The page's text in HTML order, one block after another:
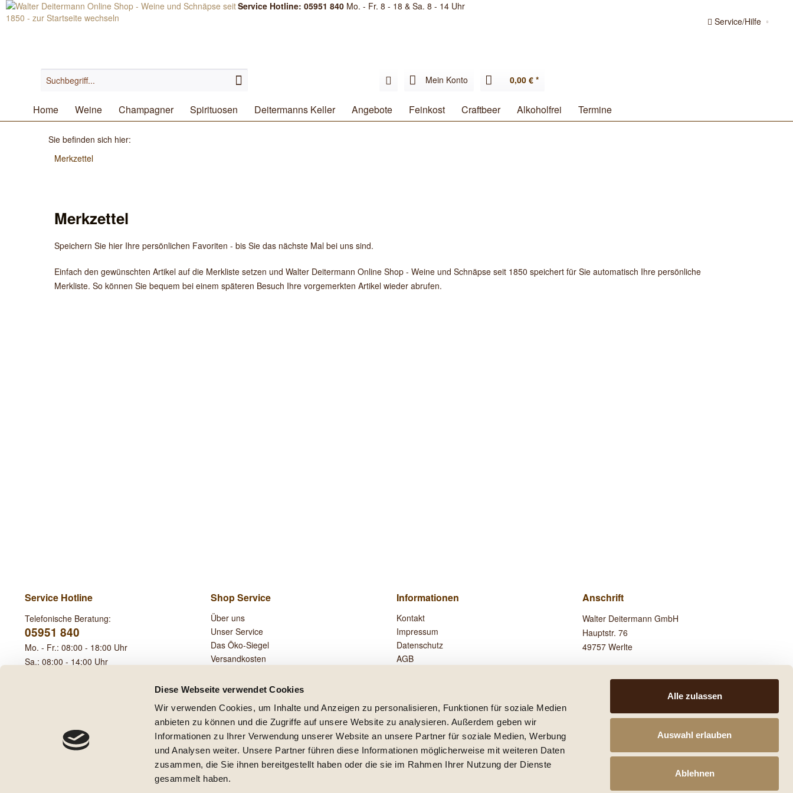
Diese Webseite verwendet Cookies
Wir verwenden Cookies, um Inhalte und Anzeigen zu personalisieren, Funktionen für soziale Medien
anbieten zu können und die Zugriffe auf unsere Website zu analysieren. Außerdem geben wir
Informationen zu Ihrer Verwendung unserer Website an unsere Partner für soziale Medien, Werbung
und Analysen weiter. Unsere Partner führen diese Informationen möglicherweise mit weiteren Daten
zusammen, die Sie ihnen bereitgestellt haben oder die sie im Rahmen Ihrer Nutzung der Dienste
gesammelt haben.
Alle zulassen
Auswahl erlauben
Ablehnen
Service Hotline: 05951 840 Mo. - Fr. 8 - 18 & Sa. 8 - 14 Uhr
Service/Hilfe
Mein Konto 0,00 € *
Home Weine Champagner Spirituosen Deitermanns Keller Angebote Feinkost Craftbeer Alkoholfrei Termine
Sie befinden sich hier:
Merkzettel
Merkzettel
Speichern Sie hier Ihre persönlichen Favoriten - bis Sie das nächste Mal bei uns sind.
Einfach den gewünschten Artikel auf die Merkliste setzen und Walter Deitermann Online Shop - Weine und Schnäpse seit 1850 speichert für Sie automatisch Ihre persönliche
Merkliste. So können Sie bequem bei einem späteren Besuch Ihre vorgemerkten Artikel wieder abrufen.
Service Hotline
Telefonische Beratung:
05951 840
Mo. - Fr.: 08:00 - 18:00 Uhr
Sa.: 08:00 - 14:00 Uhr
Shop Service
Über uns
Unser Service
Das Öko-Siegel
Versandkosten
Informationen
Kontakt
Impressum
Datenschutz
AGB
Vertrag widerrufen
Anschrift
Walter Deitermann GmbH
Hauptstr. 76
49757 Werlte
* Alle Preise inkl. gesetzl. Mehrwertsteuer zzgl.Versandkostenund ggf. Nachnahmegebühren, wenn nicht anders beschrieben.
** Gilt für Lieferungen innerhalb Deutschlands, Lieferzeiten für andere Länder entnehmen Sie bitte der Schaltfläche mit den Versandinformationen.